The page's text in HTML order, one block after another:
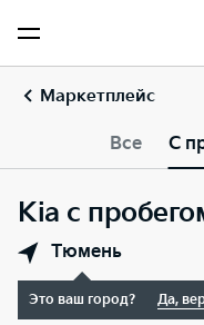
Маркетплейс
Все С
Kia с
Тюмень
Это ваш город? Да,